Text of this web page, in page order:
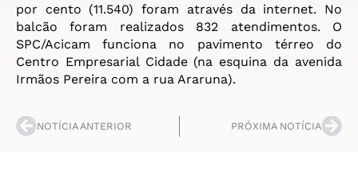
por cento (11.540) foram através da internet. No
balcão foram realizados 832 atendimentos. O
SPC/Acicam funciona no pavimento térreo do
Centro Empresarial Cidade (na esquina da avenida
Irmãos Pereira com a rua Araruna).
NOTÍCIA ANTERIOR PRÓXIMA NOTÍCIA